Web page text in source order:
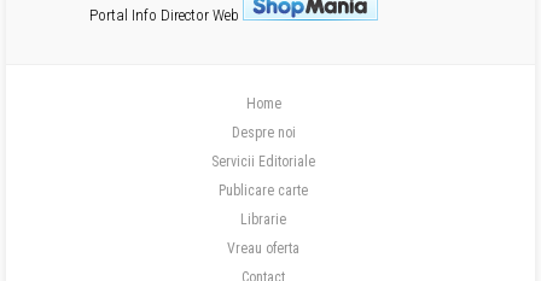
Portal Info Director Web
Home
Despre noi
Servicii Editoriale
Publicare carte
Librarie
Vreau oferta